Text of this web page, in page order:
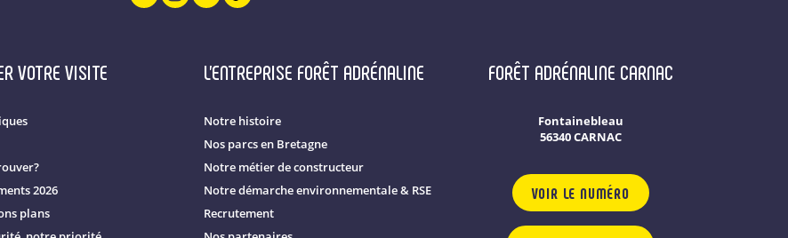
VOTRE VISITE
2026
plans
L'ENTREPRISE FORÊT ADRÉNALINE
Notre histoire
Nos parcs en Bretagne
Notre métier de constructeur
Notre démarche environnementale & RSE
Recrutement
FORÊT ADRÉNALINE CARNAC
Fontainebleau
56340 CARNAC
VOIR LE NUMÉRO